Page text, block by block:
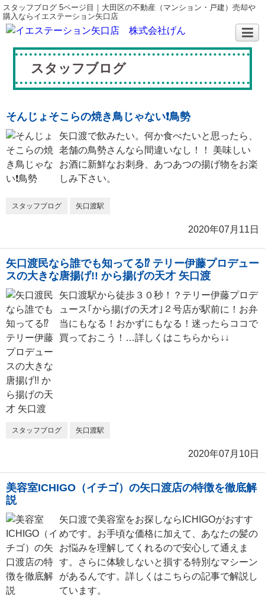
スタッフブログ 5ページ目｜大田区の不動産（マンション・戸建）売却や
購入ならイエステーション矢口店
スタッフブログ
そんじょそこらの焼き鳥じゃない❗鳥勢
矢口渡で飲みたい。何か食べたいと思ったら、
老舗の鳥勢さんなら間違いなし！！ 美味しい
お酒に新鮮なお刺身、あつあつの揚げ物をお楽
しみ下さい。
スタッフブログ 矢口渡駅
2020年07月11日
矢口渡民なら誰でも知ってる⁉ テリー伊藤プロデュー
スの大きな唐揚げ!! から揚げの天才 矢口渡
矢口渡駅から徒歩３０秒！？テリー伊藤プロデ
ュース｢から揚げの天才｣２号店が駅前に！お弁
当にもなる！おかずにもなる！迷ったらココで
買っておこう！…詳しくはこちらから↓↓
スタッフブログ 矢口渡駅
2020年07月10日
美容室ICHIGO（イチゴ）の矢口渡店の特徴を徹底解
説
矢口渡で美容室をお探しならICHIGOがおすす
めです。お手頃な価格に加えて、あなたの髪の
お悩みを理解してくれるので安心して通えま
す。さらに体験しないと損する特別なマシーン
があるんです。詳しくはこちらの記事で解説し
ています。